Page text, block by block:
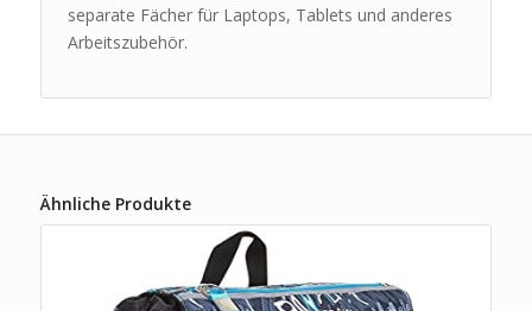
separate Fächer für Laptops, Tablets und anderes
Arbeitszubehör.
Ähnliche Produkte